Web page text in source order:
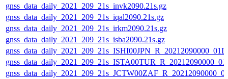
gnss_data_daily_2021_209_21s_invk2090.21s.gz
gnss_data_daily_2021_209_21s_iqal2090.21s.gz
gnss_data_daily_2021_209_21s_irkm2090.21s.gz
gnss_data_daily_2021_209_21s_isba2090.21s.gz